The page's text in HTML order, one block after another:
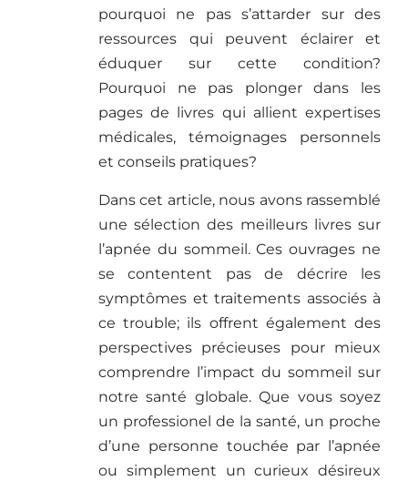
pourquoi ne pas s’attarder sur des
ressources qui peuvent éclairer et
éduquer sur cette condition?
Pourquoi ne pas plonger dans les
pages de livres qui allient expertises
médicales, témoignages personnels
et conseils pratiques?
Dans cet article, nous avons rassemblé
une sélection des meilleurs livres sur
l’apnée du sommeil. Ces ouvrages ne
se contentent pas de décrire les
symptômes et traitements associés à
ce trouble; ils offrent également des
perspectives précieuses pour mieux
comprendre l’impact du sommeil sur
notre santé globale. Que vous soyez
un professionel de la santé, un proche
d’une personne touchée par l’apnée
ou simplement un curieux désireux